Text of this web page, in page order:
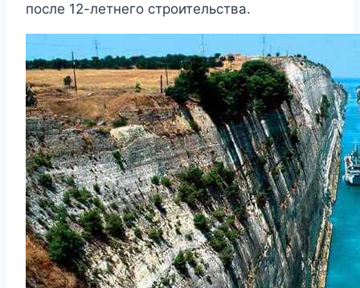
после 12-летнего строительства.